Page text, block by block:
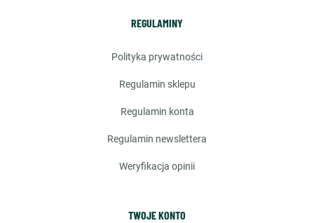
REGULAMINY
polityka prywatności
regulamin sklepu
regulamin konta
regulamin newslettera
weryfikacja opinii
TWOJE KONTO